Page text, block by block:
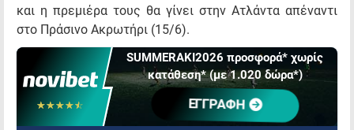
και η πρεμιέρα τους θα γίνει στην Ατλάντα απέναντι
στο Πράσινο Ακρωτήρι (15/6).
☆☆☆☆☆
★★★★★
SUMMERAKI2026 προσφορά* χωρίς
κατάθεση* (με 1.020 δώρα*)
ΕΓΓΡΑΦΗ